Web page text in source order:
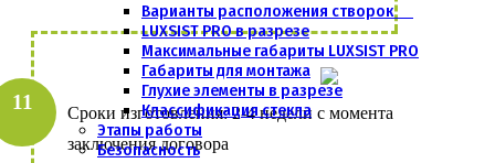
Варианты расположения створок
LUXSIST PRO в разрезе
Максимальные габариты LUXSIST PRO
Габариты для монтажа
Глухие элементы в разрезе
Классификация стекла
Этапы работы
Безопасность
Сроки изготовления: 2-4 недели с момента
заключения договора